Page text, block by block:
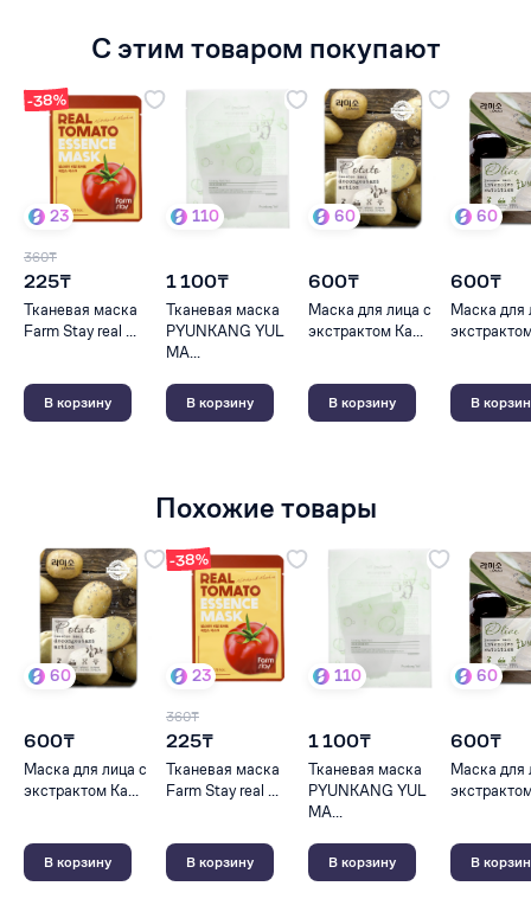
С этим товаром покупают
-38%
23
360₸
225₸
Тканевая маска
Farm Stay real ...
В корзину
110
1 100₸
Тканевая маска
PYUNKANG YUL
МА...
В корзину
60
600₸
Маска для лица с
экстрактом Ка...
В корзину
60
600₸
Маска для
В
Похожие товары
60
600₸
Маска для лица с
экстрактом Ка...
В корзину
-38%
23
360₸
225₸
Тканевая маска
Farm Stay real ...
В корзину
110
1 100₸
Тканевая маска
PYUNKANG YUL
МА...
В корзину
60
600₸
Маска для
В